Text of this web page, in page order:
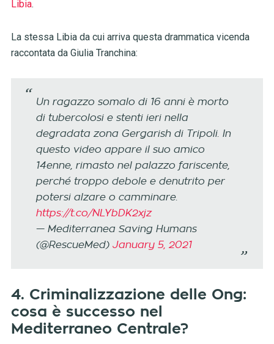
Libia.
La stessa Libia da cui arriva questa drammatica vicenda
raccontata da Giulia Tranchina:
Un ragazzo somalo di 16 anni è morto
di tubercolosi e stenti ieri nella
degradata zona Gergarish di Tripoli. In
questo video appare il suo amico
14enne, rimasto nel palazzo fariscente,
perché troppo debole e denutrito per
potersi alzare o camminare.
https://t.co/NLYbDK2xjz
— Mediterranea Saving Humans
(@RescueMed) January 5, 2021
4. Criminalizzazione delle Ong:
cosa è successo nel
Mediterraneo Centrale?